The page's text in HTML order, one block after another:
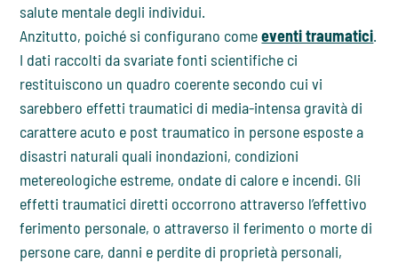
salute mentale degli individui.
Anzitutto, poiché si configurano comeeventi traumatici.
I dati raccolti da svariate fonti scientifiche ci
restituiscono un quadro coerente secondo cui vi
sarebbero effetti traumatici di media-intensa gravità di
carattere acuto e post traumatico in persone esposte a
disastri naturali quali inondazioni, condizioni
metereologiche estreme, ondate di calore e incendi. Gli
effetti traumatici diretti occorrono attraverso l’effettivo
ferimento personale, o attraverso il ferimento o morte di
persone care, danni e perdite di proprietà personali,